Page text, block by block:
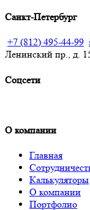
Санкт-Петербург
+7 (812) 495-44-99
Ленинский пр., д.
Соцсети
О компании
Главная
Калькуляторы
О компании
Портфолио